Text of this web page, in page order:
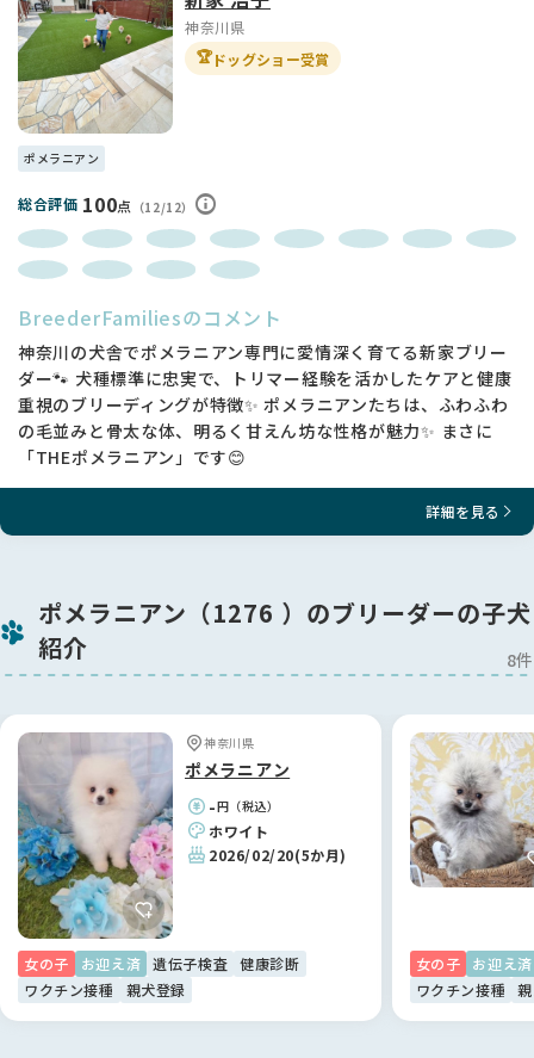
神奈川県
🏆ドッグショー受賞
ポメラニアン
総合評価 100点 （12/12）
BreederFamiliesのコメント
神奈川の犬舎でポメラニアン専門に愛情深く育てる新家ブリー
ダー🐾 犬種標準に忠実で、トリマー経験を活かしたケアと健康
重視のブリーディングが特徴✨ ポメラニアンたちは、ふわふわ
の毛並みと骨太な体、明るく甘えん坊な性格が魅力✨ まさに
「THEポメラニアン」です😊
詳細を見る
ポメラニアン（1276 ）のブリーダーの子犬
紹介
8件
神奈川県
ポメラニアン
-円（税込）
ホワイト
2026/02/20(5か月)
女の子 お迎え済 遺伝子検査
健康診断
ワクチン接種
親犬登録
女の子
お迎え済
ワクチン接種